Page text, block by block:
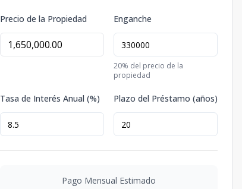
Precio de la Propiedad Enganche
20% del precio de la
propiedad
Tasa de Interés Anual (%) Plazo del Préstamo (años)
Pago Mensual Estimado